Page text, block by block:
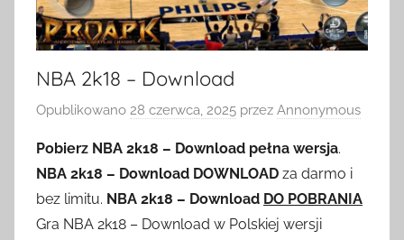
NBA 2k18 – Download
Opublikowano 28 czerwca, 2025 przez Annonymous
Pobierz NBA 2k18 – Download pełna wersja.
NBA 2k18 – Download DOWNLOAD za darmo i
bez limitu. NBA 2k18 – Download DO POBRANIA
Gra NBA 2k18 – Download w Polskiej wersji